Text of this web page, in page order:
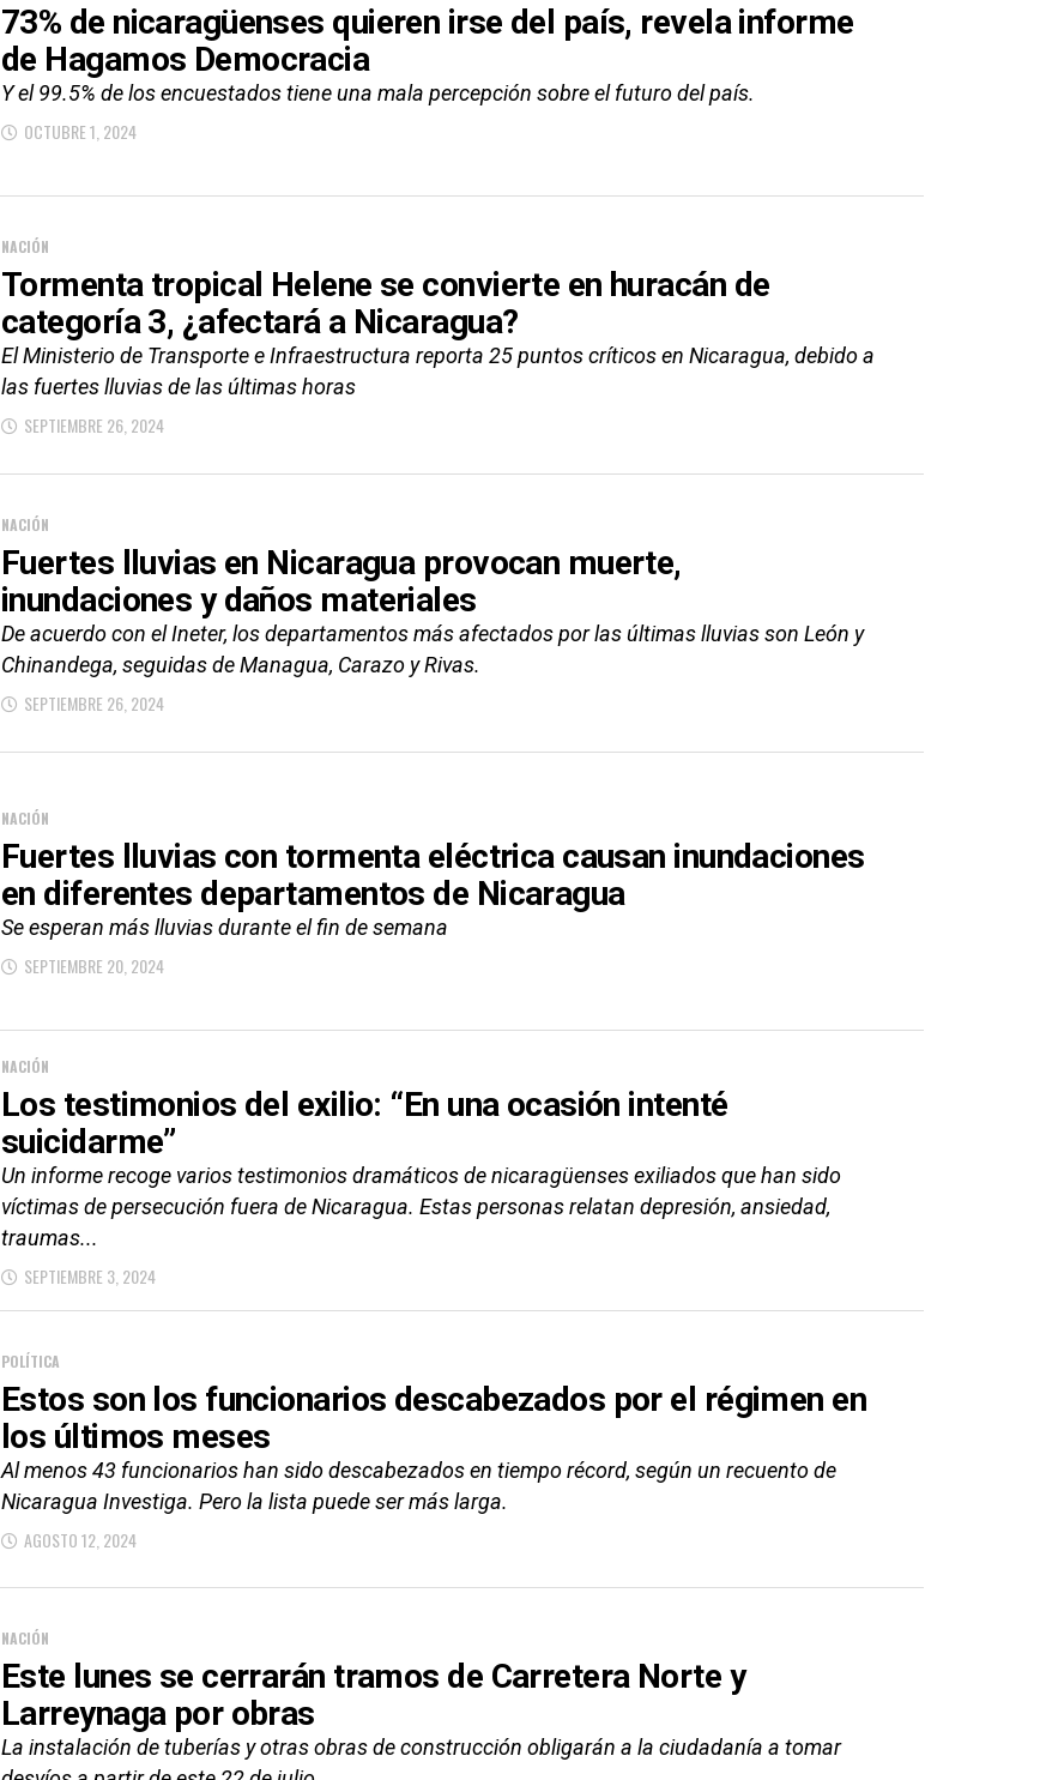
73% de nicaragüenses quieren irse del país, revela informe
de Hagamos Democracia
Y el 99.5% de los encuestados tiene una mala percepción sobre el futuro del país.
OCTUBRE 1, 2024
NACIÓN
Tormenta tropical Helene se convierte en huracán de
categoría 3, ¿afectará a Nicaragua?
El Ministerio de Transporte e Infraestructura reporta 25 puntos críticos en Nicaragua, debido a
las fuertes lluvias de las últimas horas
SEPTIEMBRE 26, 2024
NACIÓN
Fuertes lluvias en Nicaragua provocan muerte,
inundaciones y daños materiales
De acuerdo con el Ineter, los departamentos más afectados por las últimas lluvias son León y
Chinandega, seguidas de Managua, Carazo y Rivas.
SEPTIEMBRE 26, 2024
NACIÓN
Fuertes lluvias con tormenta eléctrica causan inundaciones
en diferentes departamentos de Nicaragua
Se esperan más lluvias durante el fin de semana
SEPTIEMBRE 20, 2024
NACIÓN
Los testimonios del exilio: “En una ocasión intenté
suicidarme”
Un informe recoge varios testimonios dramáticos de nicaragüenses exiliados que han sido
víctimas de persecución fuera de Nicaragua. Estas personas relatan depresión, ansiedad,
traumas...
SEPTIEMBRE 3, 2024
POLÍTICA
Estos son los funcionarios descabezados por el régimen en
los últimos meses
Al menos 43 funcionarios han sido descabezados en tiempo récord, según un recuento de
Nicaragua Investiga. Pero la lista puede ser más larga.
AGOSTO 12, 2024
NACIÓN
Este lunes se cerrarán tramos de Carretera Norte y
Larreynaga por obras
La instalación de tuberías y otras obras de construcción obligarán a la ciudadanía a tomar